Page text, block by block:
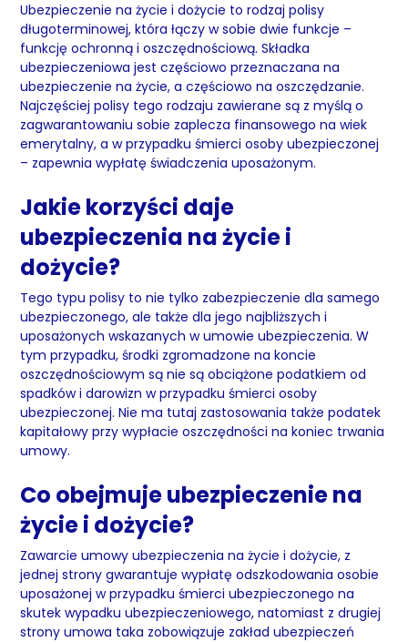
Ubezpieczenie na życie i dożycie to rodzaj polisy
długoterminowej, która łączy w sobie dwie funkcje –
funkcję ochronną i oszczędnościową. Składka
ubezpieczeniowa jest częściowo przeznaczana na
ubezpieczenie na życie, a częściowo na oszczędzanie.
Najczęściej polisy tego rodzaju zawierane są z myślą o
zagwarantowaniu sobie zaplecza finansowego na wiek
emerytalny, a w przypadku śmierci osoby ubezpieczonej
– zapewnia wypłatę świadczenia uposażonym.
Jakie korzyści daje
ubezpieczenia na życie i
dożycie?
Tego typu polisy to nie tylko zabezpieczenie dla samego
ubezpieczonego, ale także dla jego najbliższych i
uposażonych wskazanych w umowie ubezpieczenia. W
tym przypadku, środki zgromadzone na koncie
oszczędnościowym są nie są obciążone podatkiem od
spadków i darowizn w przypadku śmierci osoby
ubezpieczonej. Nie ma tutaj zastosowania także podatek
kapitałowy przy wypłacie oszczędności na koniec trwania
umowy.
Co obejmuje ubezpieczenie na
życie i dożycie?
Zawarcie umowy ubezpieczenia na życie i dożycie, z
jednej strony gwarantuje wypłatę odszkodowania osobie
uposażonej w przypadku śmierci ubezpieczonego na
skutek wypadku ubezpieczeniowego, natomiast z drugiej
strony umowa taka zobowiązuje zakład ubezpieczeń